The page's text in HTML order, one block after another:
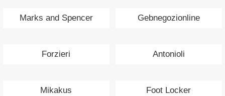
Marks and Spencer Gebnegozionline
Forzieri Antonioli
Mikakus Foot Locker